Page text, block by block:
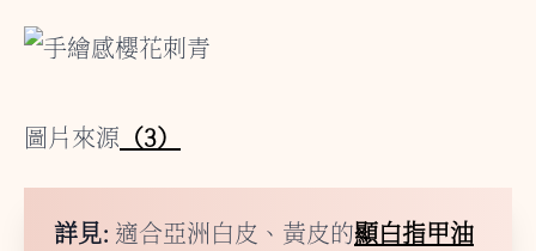
圖片來源 （3）
詳見: 適合亞洲白皮、黃皮的顯白指甲油